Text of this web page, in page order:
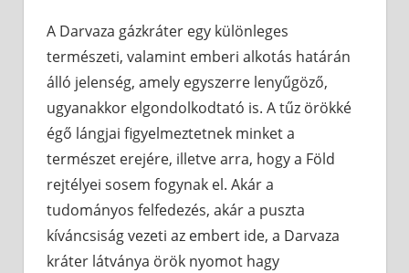
A Darvaza gázkráter egy különleges
természeti, valamint emberi alkotás határán
álló jelenség, amely egyszerre lenyűgöző,
ugyanakkor elgondolkodtató is. A tűz örökké
égő lángjai figyelmeztetnek minket a
természet erejére, illetve arra, hogy a Föld
rejtélyei sosem fogynak el. Akár a
tudományos felfedezés, akár a puszta
kíváncsiság vezeti az embert ide, a Darvaza
kráter látványa örök nyomot hagy